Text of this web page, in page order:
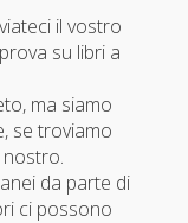
il vostro
su libri a
ma siamo
se troviamo
da parte di
ci possono